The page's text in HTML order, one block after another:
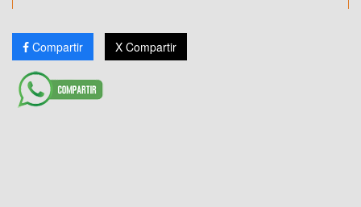
Compartir X Compartir